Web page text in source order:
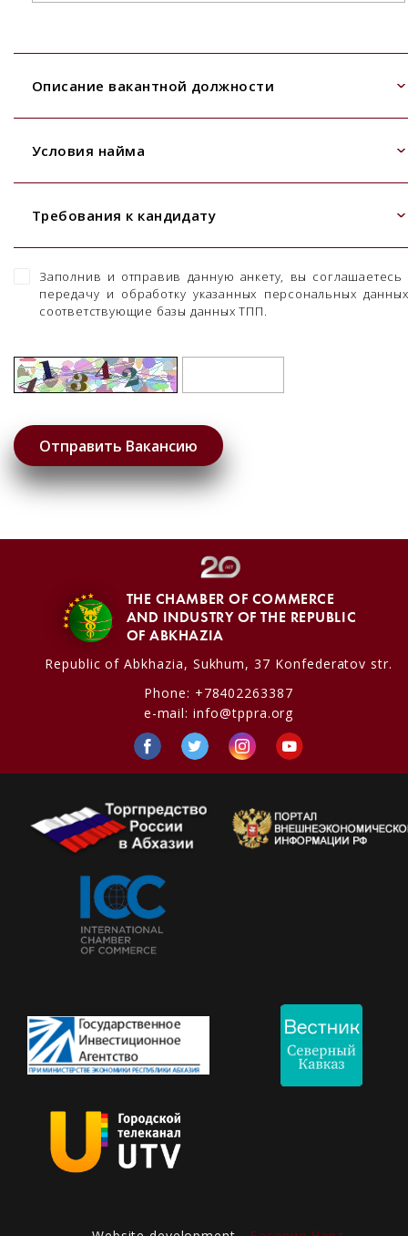
Описание вакантной должности
Условия найма
Требования к кандидату
Заполнив и отправив данную анкету, вы соглашаетесь
передачу и обработку указанных персональных
соответствующие базы данных ТПП.
THE CHAMBER OF COMMERCE
AND INDUSTRY OF THE REPUBLIC
OF ABKHAZIA
Republic of Abkhazia, Sukhum, 37 Konfederatov str.
Phone: +78402263387
e-mail:info@tppra.org